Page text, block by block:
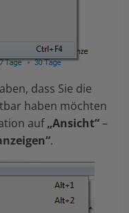
dass Sie die
haben möchten
auf„Ansicht“–
.